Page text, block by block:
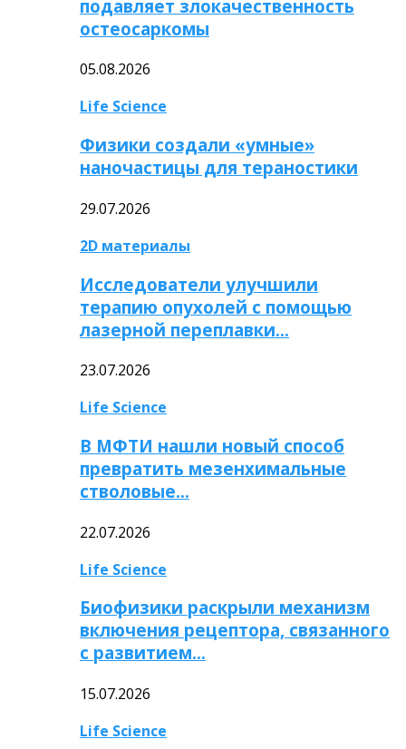
подавляет злокачественность
остеосаркомы
05.08.2026
Life Science
Физики создали «умные»
наночастицы для тераностики
29.07.2026
2D материалы
Исследователи улучшили
терапию опухолей с помощью
лазерной переплавки…
23.07.2026
Life Science
В МФТИ нашли новый способ
превратить мезенхимальные
стволовые…
22.07.2026
Life Science
Биофизики раскрыли механизм
включения рецептора, связанного
с развитием…
15.07.2026
Life Science